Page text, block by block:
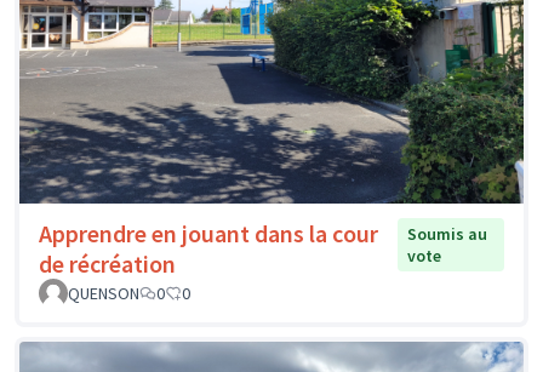
Apprendre en jouant dans la cour
de récréation
Soumis au
vote
QUENSON
0 0